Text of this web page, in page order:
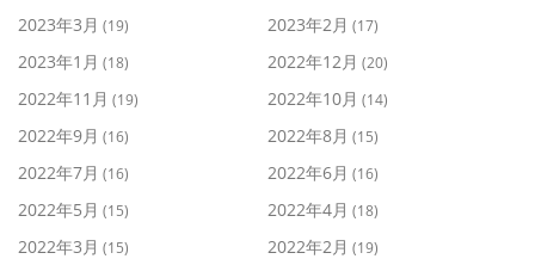
2023年3月 (19) 2023年2月 (17)
2023年1月 (18) 2022年12月 (20)
2022年11月 (19) 2022年10月 (14)
2022年9月 (16) 2022年8月 (15)
2022年7月 (16) 2022年6月 (16)
2022年5月 (15) 2022年4月 (18)
2022年3月 (15) 2022年2月 (19)